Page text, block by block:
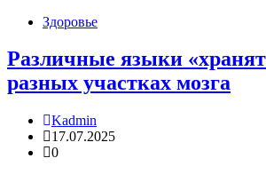
Здоровье
Различные языки
разных участках мозга
Kadmin
17.07.2025
0